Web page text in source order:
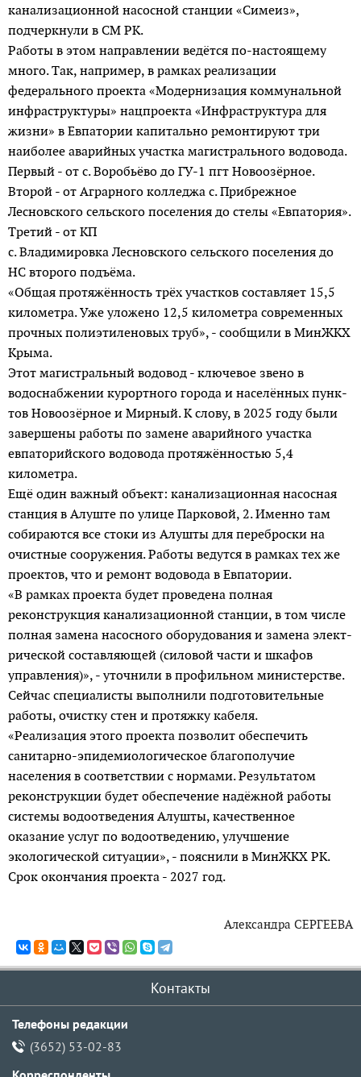
канализационной насосной станции «Симеиз»,
подчеркнули в СМ РК.
Работы в этом направлении ведётся по-настоящему
много. Так, например, в рамках реализации
федерального проекта «Модернизация коммунальной
инфраструктуры» нацпроекта «Инфраструктура для
жизни» в Евпатории капитально ремонтируют три
наиболее аварийных участка магистрального водовода.
Первый - от с. Воробьёво до ГУ-1 пгт Новоозёрное.
Второй - от Аграрного колледжа с. Прибрежное
Лесновского сельского поселения до стелы «Евпатория».
Третий - от КП
с. Владимировка Лесновского сельского поселения до
НС второго подъёма.
«Общая протяжённость трёх участков составляет 15,5
километра. Уже уложено 12,5 километра современных
прочных полиэтиленовых труб», - сообщили в МинЖКХ
Крыма.
Этот магистральный водовод - ключевое звено в
водоснабжении курортного города и населённых пунк­
тов Новоозёрное и Мирный. К слову, в 2025 году были
завершены работы по замене аварийного участка
евпаторийского водовода протяжённостью 5,4
километра.
Ещё один важный объект: канализационная насосная
станция в Алуште по улице Парковой, 2. Именно там
собираются все стоки из Алушты для переброски на
очистные сооружения. Работы ведутся в рамках тех же
проектов, что и ремонт водовода в Евпатории.
«В рамках проекта будет проведена полная
реконструкция канализационной станции, в том числе
полная замена насосного оборудования и замена элект­
рической составляющей (силовой части и шкафов
управления)», - уточнили в профильном министерстве.
Сейчас специалисты выполнили подготовительные
работы, очистку стен и протяжку кабеля.
«Реализация этого проекта позволит обеспечить
санитарно-эпидемиологическое благополучие
населения в соответствии с нормами. Результатом
реконст­рукции будет обес­печение надёжной работы
системы водоотведения Алушты, качественное
оказание услуг по водоотведению, улучшение
экологичес­кой ситуации», - пояснили в МинЖКХ РК.
Срок окончания проекта - 2027 год.
Александра СЕРГЕЕВА
Контакты
Телефоны редакции
(3652) 53-02-83